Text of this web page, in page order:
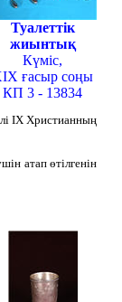
Туалеттік
жиынтық
Күміс,
ғасыр соңы
КП 3 - 13834
ІХ Христианның
атап өтілгенін